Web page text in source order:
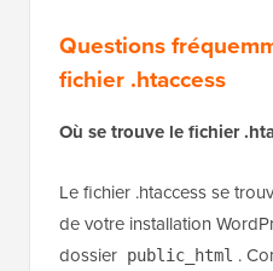
Questions
fichier .htaccess
Où se trouve le fichier
Le fichier .htaccess se
de votre installation
dossier public_html .